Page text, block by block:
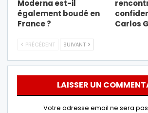
Moderna est-il
également boudé en
France ?
Carlos
PRÉCÉDENT SUIVANT
LAISSER UN
Votre adresse email ne sera